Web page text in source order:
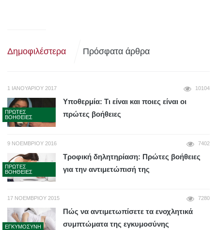
Δημοφιλέστερα Πρόσφατα άρθρα
1 ΙΑΝΟΥΑΡΊΟΥ 2017 10104
ΠΡΏΤΕΣ
ΒΟΉΘΕΙΕΣ
Υποθερμία: Τι είναι και ποιες είναι οι
πρώτες βοήθειες
9 ΝΟΕΜΒΡΊΟΥ 2016 7402
ΠΡΏΤΕΣ
ΒΟΉΘΕΙΕΣ
Τροφική δηλητηρίαση: Πρώτες βοήθειες
για την αντιμετώπισή της
17 ΝΟΕΜΒΡΊΟΥ 2015 7280
ΕΓΚΥΜΟΣΎΝΗ
Πώς να αντιμετωπίσετε τα ενοχλητικά
συμπτώματα της εγκυμοσύνης